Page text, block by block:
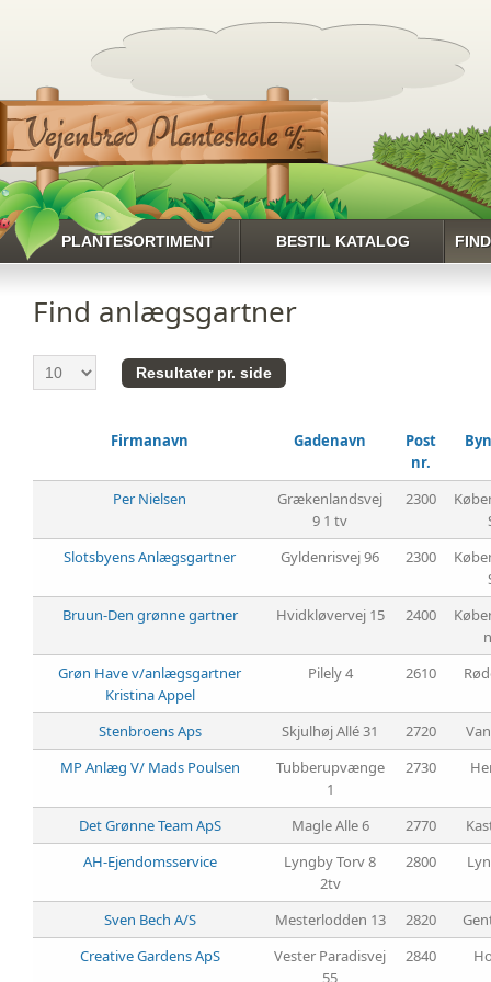
PLANTESORTIMENT
PLANTESORTIMENTET
RHODODENDRON
ROSER
BREGNER, GRÆSSER
OG KRYDDERURTER
FRUGTTRÆER OG
STEDSEGRØNNE
VILLAHÆK -
FÆRDIGHÆK
BLOMSTERLØG
MATERIALER
DANSK - LATIN
HANDELSBETINGELSER
BESTIL KATALOG
Find anlægsgartner
Firmanavn Gadenavn
Post
nr.
Per Nielsen
Grækenlandsvej
9 1 tv
2300
Slotsbyens Anlægsgartner
Gyldenrisvej 96 2300
Bruun-Den grønne gartner
Hvidkløvervej 15 2400
Grøn Have v/anlægsgartner
Kristina Appel
Pilely 4 2610
Stenbroens Aps Skjulhøj Allé 31 2720
MP Anlæg V/ Mads Poulsen
Tubberupvænge
1
2730
Det Grønne Team ApS Magle Alle 6 2770
AH-Ejendomsservice
Lyngby Torv 8
2tv
2800
Sven Bech A/S Mesterlodden 13 2820
Creative Gardens ApS
Vester Paradisvej
55
2840